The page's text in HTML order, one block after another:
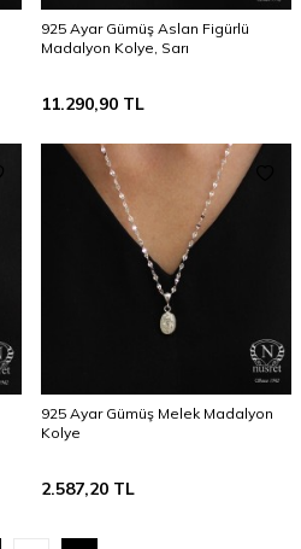
925 Ayar Gümüş Aslan Figürlü
Madalyon Kolye, Sarı
11.290,90 TL
925 Ayar Gümüş Melek Madalyon
Kolye
2.587,20 TL